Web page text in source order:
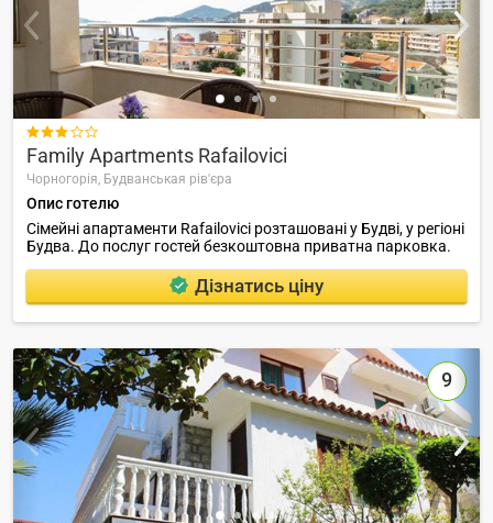

Family Apartments Rafailovici
Чорногорія, Будванськая рів'єра
Опис готелю
Сімейні апартаменти Rafailovici розташовані у Будві, у регіоні
Будва. До послуг гостей безкоштовна приватна парковка.
Дізнатись ціну
9